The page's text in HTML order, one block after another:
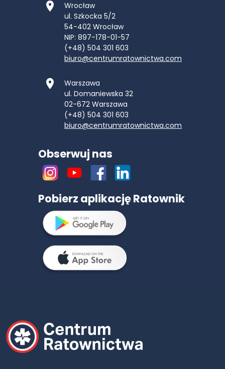
Wrocław
ul. Szkocka 5/2
54-402 Wrocław
NIP: 897-178-01-57
(+48) 504 301 603
biuro@centrumratownictwa.com
Warszawa
ul. Domaniewska 32
02-672 Warszawa
(+48) 504 301 603
biuro@centrumratownictwa.com
Obserwuj nas
Pobierz aplikację Ratownik